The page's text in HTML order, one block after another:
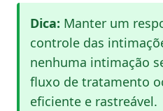
Dica: Manter um
controle das
nenhuma intimação
fluxo de tratamento
eficiente e rastreável.